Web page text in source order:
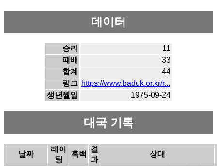
데이터
승리
11
패배
33
합계
44
링크 https://www.baduk.or.kr/r...
생년월일
1975-09-24
대국 기록
날짜
레이
팅
흑백
결
과
상대